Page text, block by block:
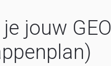
jouw GEO